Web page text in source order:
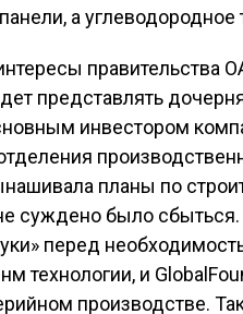
а
правительства
представлять
инвестором
планы по
суждено было
перед
технологии, и
производстве.